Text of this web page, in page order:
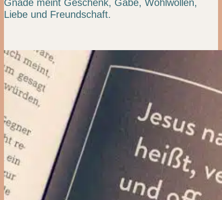
Gnade meint Geschenk, Gabe, Wohlwollen,
Liebe und Freundschaft.